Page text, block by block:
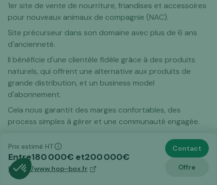
1er site de vente de nourriture, friandises et accessoires
pour nouveaux animaux de compagnie (NAC).
Site précurseur dans son domaine avec plus de 6 ans
d'ancienneté.
Il bénéficie d'une clientèle fidèle grâce à des produits
naturels, qui offrent une alternative aux produits de
grande distribution, et un business model
d'abonnement.
Cela nous garantit des marges confortables, des
process simples à gérer et une communauté engagée.
C'est une opportunité pour un repreneur qui souhaite
développer une marque passion, rentable et avec un
potentiel de croissance sur le marché porteur de la
petfood.
Prix estimé HT
Entre180 000€ et200 000€
https://www.hop-box.fr
Contact
Offre